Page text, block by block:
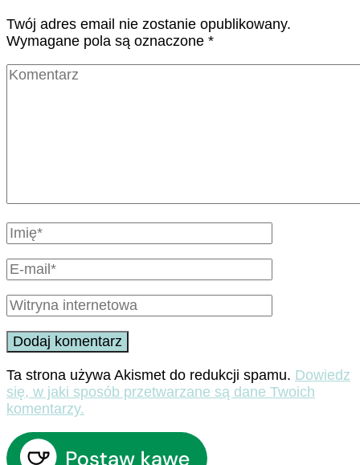
Twój adres email nie zostanie opublikowany.
Wymagane pola są oznaczone *
Ta strona używa Akismet do redukcji spamu. Dowiedz
się, w jaki sposób przetwarzane są dane Twoich
komentarzy.